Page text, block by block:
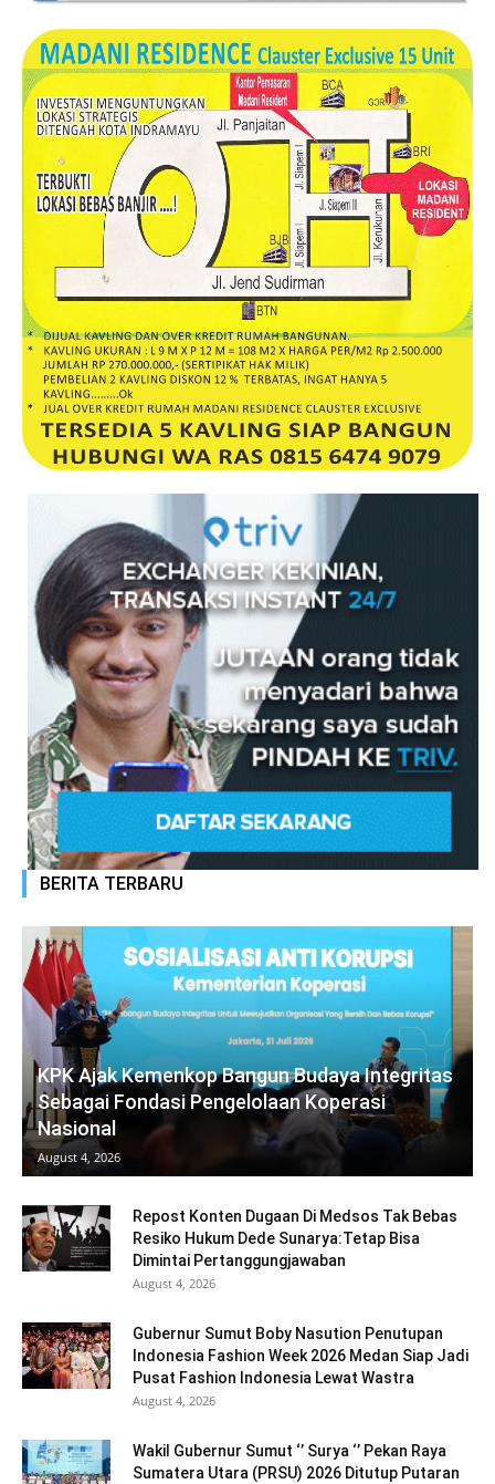
BERITA TERBARU
KPK Ajak Kemenkop Bangun Budaya Integritas
Sebagai Fondasi Pengelolaan Koperasi
Nasional
August 4, 2026
Repost Konten Dugaan Di Medsos Tak Bebas
Resiko Hukum Dede Sunarya:Tetap Bisa
Dimintai Pertanggungjawaban
August 4, 2026
Gubernur Sumut Boby Nasution Penutupan
Indonesia Fashion Week 2026 Medan Siap Jadi
Pusat Fashion Indonesia Lewat Wastra
August 4, 2026
Wakil Gubernur Sumut ‘’ Surya ‘’ Pekan Raya
Sumatera Utara (PRSU) 2026 Ditutup Putaran